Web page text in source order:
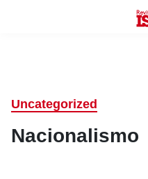
Uncategorized
Nacionalismo